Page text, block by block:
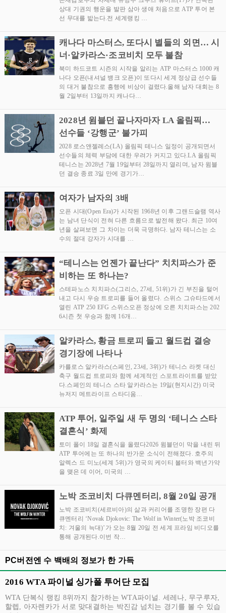
상대 기권의 행운을 발판 삼아 생애 처음으로 ATP 투어 본
선 무대를 밟는다.전 세계랭킹 …
캐나다 마스터스, 또다시 별들의 외면… 시
너·알카라스·조코비치 모두 불참
북미 하드코트 시즌의 시작을 알리는 ATP 마스터스 1000 캐
나다 오픈(내셔널 뱅크 오픈)이 또다시 세계 정상급 선수들
의 대거 불참으로 흥행에 비상이 걸렸다.올해 남자 대회는 8
월 2일부터 13일까지 캐나다…
2028년 윔블던 끝나자마자 LA 올림픽…
선수들 ‘강행군’ 불가피
2028 로스앤젤레스(LA) 올림픽 테니스 일정이 공개되면서
선수들의 체력 부담에 대한 우려가 커지고 있다.LA 올림픽
테니스는 2028년 7월 19일부터 28일까지 열리며, 남자 윔블
던 결승 종료 3일 만에 경기가…
여자가 남자의 3배
오픈 시대(Open Era)가 시작된 1968년 이후 그랜드슬램 역사
는 남녀 단식이 전혀 다른 흐름으로 발전해 왔다. 최근 10여
년을 살펴보면 그 차이는 더욱 극명하다. 남자 테니스는 소
수의 절대 강자가 시대를 …
“테니스는 언젠가 끝난다” 치치파스가 준
비하는 또 하나는?
스테파노스 치치파스(그리스, 27세, 51위)가 긴 부진을 털어
내고 다시 우승 트로피를 들어 올렸다. 스위스 그슈타드에서
열린 ATP 250 EFG 스위스오픈 정상에 오른 치치파스는 202
6시즌 첫 우승과 함께 16개…
알카라스, 황금 트로피 들고 월드컵 결승
경기장에 나타나
카를로스 알카라스(스페인, 23세, 3위)가 테니스 라켓 대신
축구 월드컵 트로피와 함께 세계적인 스포트라이트를 받았
다.스페인의 테니스 스타 알카라스는 19일(현지시간) 미국
뉴저지 메트라이프 스타디움…
ATP 투어, 일주일 새 두 명의 ‘테니스 스타
결혼식’ 화제
토미 폴이 18일 결혼식을 올렸다2026 윔블던이 막을 내린 뒤
ATP 투어에는 또 하나의 반가운 소식이 전해졌다. 호주의
알렉스 드 미노(세계 5위)가 영국의 케이티 볼터와 백년가약
을 맺은 데 이어, 미국의 …
노박 조코비치 다큐멘터리, 8월 20일 공개
노박 조코비치(세르비아)의 삶과 커리어를 조명한 장편 다
큐멘터리 ‘Novak Djokovic: The Wolf in Winter(노박 조코비
치: 겨울의 늑대)’가 오는 8월 20일 전 세계 프라임 비디오를
통해 공개된다.이번 작…
PC버전엔 수 백배의 정보가 한 가득
2016 WTA 파이널 싱가폴 투어단 모집
WTA 단복식 랭킹 8위까지 참가하는 WTA파이널. 세레나, 무구루자,
할렙, 아자렌카가 서로 맞대결하는 박진감 넘치는 경기를 볼 수 있습